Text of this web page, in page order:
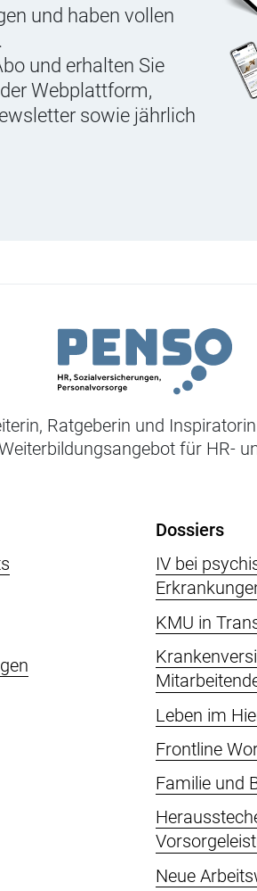
und haben vollen
und erhalten Sie
Webplattform,
sowie jährlich
Ratgeberin und
für HR-
Dossiers
IV bei
KMU in
Leben im
Frontline
Familie und
Neue